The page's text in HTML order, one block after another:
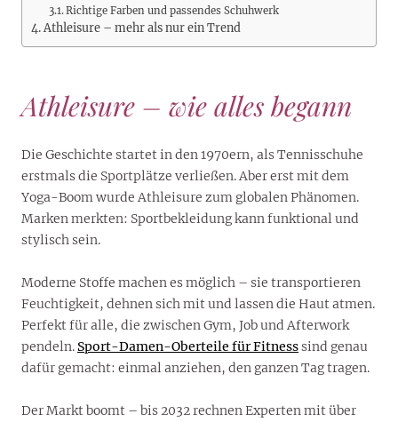
Richtige Farben und passendes Schuhwerk
Athleisure – mehr als nur ein Trend
Athleisure – wie alles begann
Die Geschichte startet in den 1970ern, als Tennisschuhe
erstmals die Sportplätze verließen. Aber erst mit dem
Yoga-Boom wurde Athleisure zum globalen Phänomen.
Marken merkten: Sportbekleidung kann funktional und
stylisch sein.
Moderne Stoffe machen es möglich – sie transportieren
Feuchtigkeit, dehnen sich mit und lassen die Haut atmen.
Perfekt für alle, die zwischen Gym, Job und Afterwork
pendeln. Sport-Damen-Oberteile für Fitnesssind genau
dafür gemacht: einmal anziehen, den ganzen Tag tragen.
Der Markt boomt – bis 2032 rechnen Experten mit über